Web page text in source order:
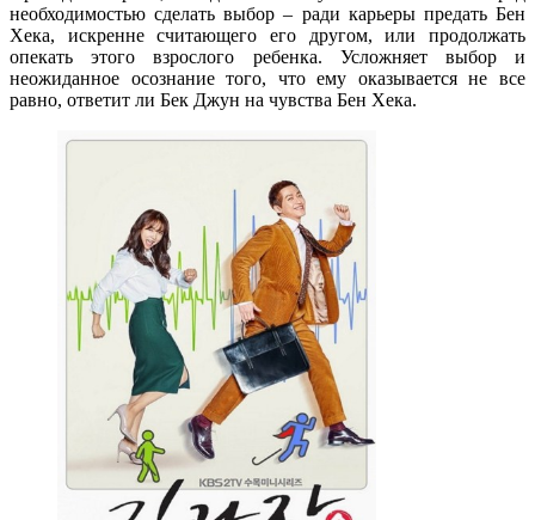
необходимостью сделать выбор – ради карьеры предать Бен
Хека, искренне считающего его другом, или продолжать
опекать этого взрослого ребенка. Усложняет выбор и
неожиданное осознание того, что ему оказывается не все
равно, ответит ли Бек Джун на чувства Бен Хека.